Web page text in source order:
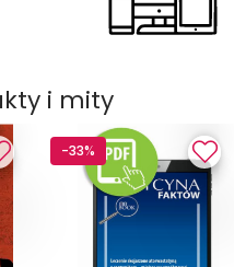
i mity
-33%